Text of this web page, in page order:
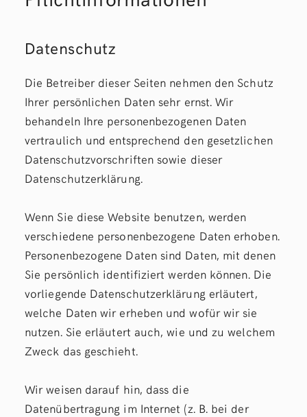
Datenschutz
Die Betreiber dieser Seiten nehmen den Schutz
Ihrer persönlichen Daten sehr ernst. Wir
behandeln Ihre personenbezogenen Daten
vertraulich und entsprechend den gesetzlichen
Datenschutzvorschriften sowie dieser
Datenschutzerklärung.
Wenn Sie diese Website benutzen, werden
verschiedene personenbezogene Daten erhoben.
Personenbezogene Daten sind Daten, mit denen
Sie persönlich identifiziert werden können. Die
vorliegende Datenschutzerklärung erläutert,
welche Daten wir erheben und wofür wir sie
nutzen. Sie erläutert auch, wie und zu welchem
Zweck das geschieht.
Wir weisen darauf hin, dass die
Datenübertragung im Internet (z. B. bei der